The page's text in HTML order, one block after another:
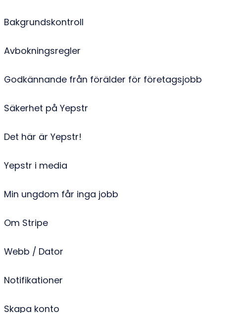
Bakgrundskontroll
Avbokningsregler
Godkännande från förälder för företagsjobb
Säkerhet på Yepstr
Det här är Yepstr!
Yepstr i media
Min ungdom får inga jobb
Om Stripe
Webb / Dator
Notifikationer
Skapa konto